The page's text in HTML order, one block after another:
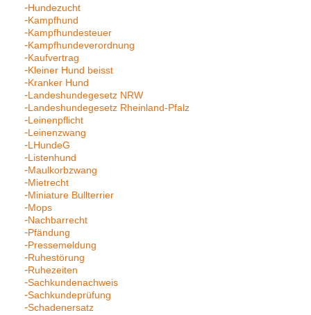
Hundezucht
Kampfhund
Kampfhundesteuer
Kampfhundeverordnung
Kaufvertrag
Kleiner Hund beisst
Kranker Hund
Landeshundegesetz NRW
Landeshundegesetz Rheinland-Pfalz
Leinenpflicht
Leinenzwang
LHundeG
Listenhund
Maulkorbzwang
Mietrecht
Miniature Bullterrier
Mops
Nachbarrecht
Pfändung
Pressemeldung
Ruhestörung
Ruhezeiten
Sachkundenachweis
Sachkundeprüfung
Schadenersatz